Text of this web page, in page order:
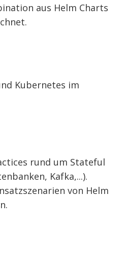
aus Helm Charts
Kubernetes im
rund um Stateful
Kafka,...).
von Helm